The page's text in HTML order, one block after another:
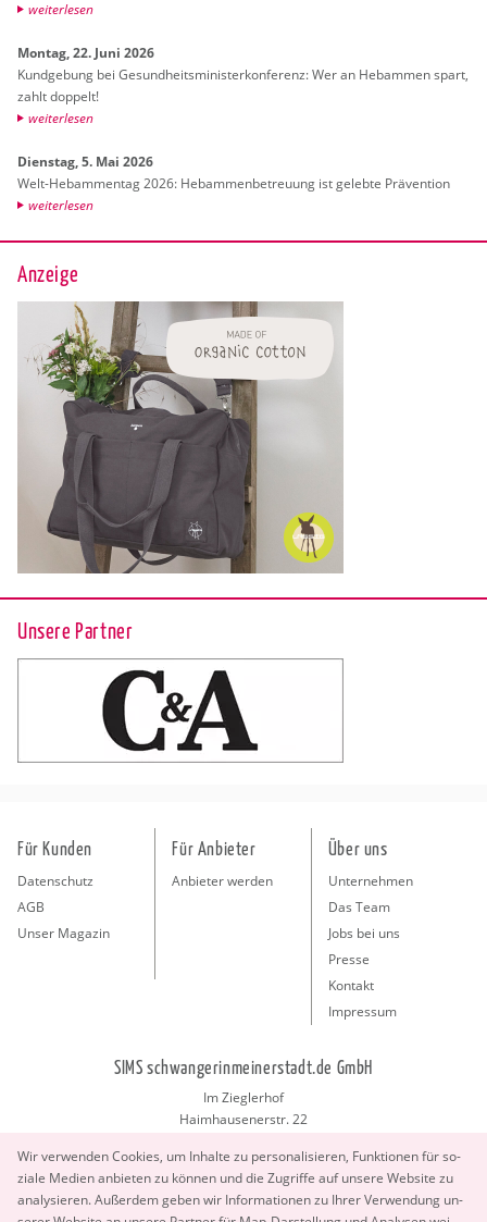
wei­ter­le­sen
Mon­tag, 22. Juni 2026
Kund­ge­bung bei Ge­sund­heits­mi­nis­ter­kon­fe­renz: Wer an Heb­am­men spart,
zahlt dop­pelt!
wei­ter­le­sen
Diens­tag, 5. Mai 2026
Welt-Heb­am­men­tag 2026: Heb­am­men­be­treu­ung ist ge­leb­te Prä­ven­ti­on
wei­ter­le­sen
Anzeige
Unsere Partner
Wir ver­wen­den Coo­kies, um In­hal­te zu per­so­na­li­sie­ren, Funk­tio­nen für so­
zia­le Me­di­en an­bie­ten zu kön­nen und die Zu­grif­fe auf un­se­re Web­site zu
ana­ly­sie­ren. Au­ßer­dem geben wir In­for­ma­tio­nen zu Ihrer Ver­wen­dung un­
Für Kunden
Datenschutz
AGB
Unser Magazin
Für Anbieter
Anbieter werden
Über uns
Unternehmen
Das Team
Jobs bei uns
Presse
Kontakt
Impressum
SIMS schwangerinmeinerstadt.de GmbH
Im Zieglerhof
Haimhausenerstr. 22
info@schwangerinmeinerstadt.de